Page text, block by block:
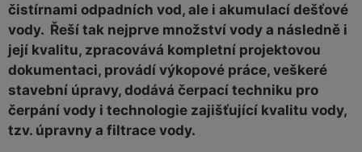
čistírnami odpadních vod, ale i akumulací dešťové
vody. Řeší tak nejprve množství vody a následně i
její kvalitu, zpracovává kompletní projektovou
dokumentaci, provádí výkopové práce, veškeré
stavební úpravy, dodává čerpací techniku pro
čerpání vody i technologie zajišťující kvalitu vody,
tzv. úpravny a filtrace vody.